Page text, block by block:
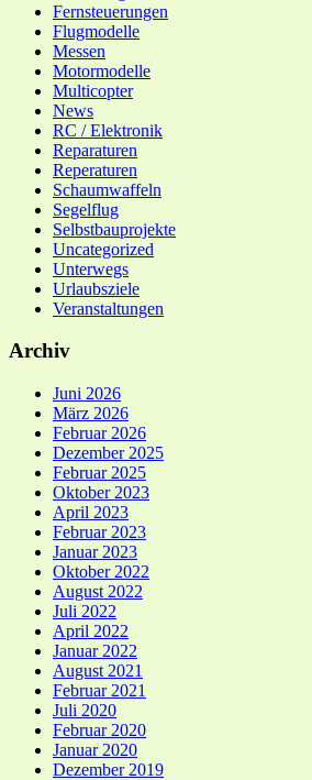
Fernsteuerungen
Flugmodelle
Messen
Motormodelle
Multicopter
News
RC / Elektronik
Reparaturen
Reperaturen
Schaumwaffeln
Segelflug
Selbstbauprojekte
Uncategorized
Unterwegs
Urlaubsziele
Veranstaltungen
Archiv
Juni 2026
März 2026
Februar 2026
Dezember 2025
Februar 2025
Oktober 2023
April 2023
Februar 2023
Januar 2023
Oktober 2022
August 2022
Juli 2022
April 2022
Januar 2022
August 2021
Februar 2021
Juli 2020
Februar 2020
Januar 2020
Dezember 2019